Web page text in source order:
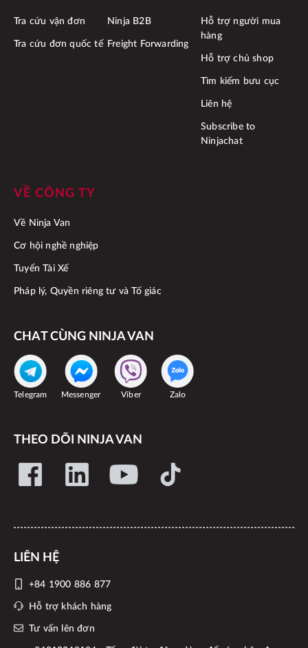
Tra cứu vận đơn
Tra cứu đơn quốc tế
Ninja B2B
Freight Forwarding
Hỗ trợ người mua
hàng
Hỗ trợ chủ shop
Tìm kiếm bưu cục
Liên hệ
Subscribe to
Ninjachat
VỀ CÔNG TY
Về Ninja Van
Cơ hội nghề nghiệp
Tuyển Tài Xế
Pháp lý, Quyền riêng tư và Tố giác
CHAT CÙNG NINJA VAN
Telegram Messenger Viber Zalo
THEO DÕI NINJA VAN
LIÊN HỆ
+84 1900 886 877
Hỗ trợ khách hàng
Tư vấn lên đơn